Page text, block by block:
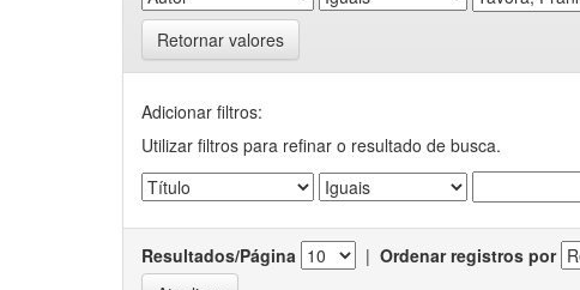
Retornar valores
Adicionar filtros:
Utilizar filtros para refinar o resultado de busca.
Resultados/Página | Ordenar registros por